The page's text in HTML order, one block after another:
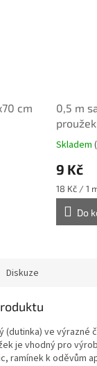
cm
0,5 m
červený
Skladem
9 Kč
Měrná
cena:
18 Kč / 1
Do
Diskuze
(dutinka) ve výrazné
je vhodný pro
ramínek k oděvům